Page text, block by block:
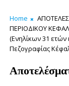
Home
ΠΕΡΙΟΔΙΚΟΥ
(Ενηλίκων 31 ετών
Πεζογραφίας